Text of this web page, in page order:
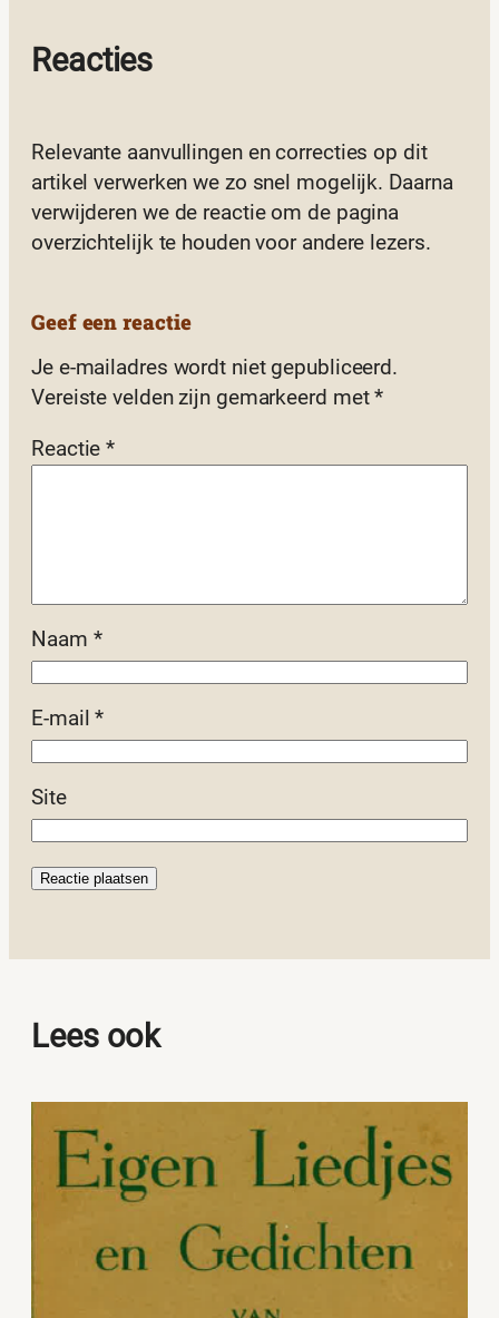
Reacties
Relevante aanvullingen en correcties op dit
artikel verwerken we zo snel mogelijk. Daarna
verwijderen we de reactie om de pagina
overzichtelijk te houden voor andere lezers.
Geef een reactie
Je e-mailadres wordt niet gepubliceerd.
Vereiste velden zijn gemarkeerd met*
Reactie*
Naam *
E-mail*
Site
Lees ook